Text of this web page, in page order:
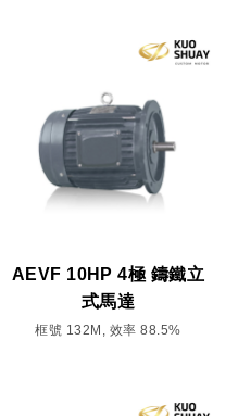
AEVF 10HP 4極 鑄鐵立
式馬達
框號 132M, 效率 88.5%